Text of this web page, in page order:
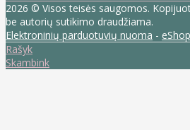
2026 © Visos teisės saugomos.
be autorių sutikimo draudžiama.
Elektroninių parduotuvių nuoma -
Rašyk
Skambink